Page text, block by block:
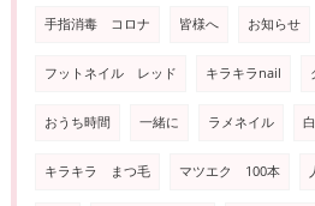
手指消毒 コロナ 皆様へ お知らせ
フットネイル レッド キラキラnail
おうち時間 一緒に ラメネイル
キラキラ まつ毛 マツエク 100本